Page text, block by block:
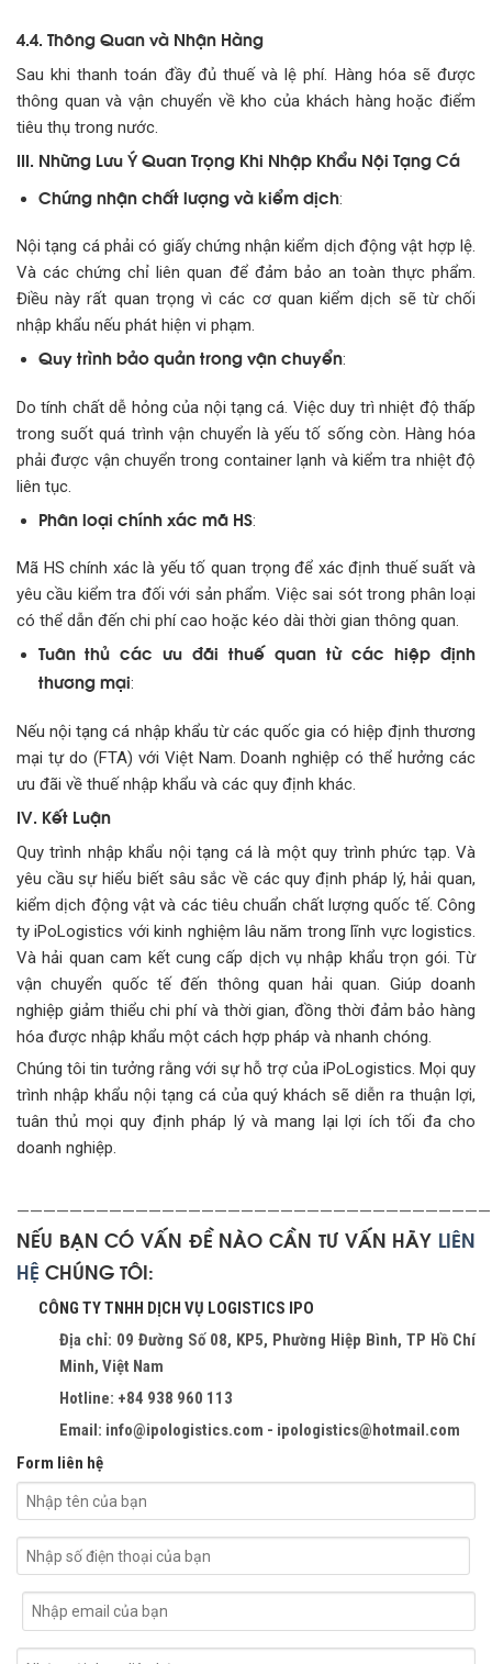
4.4. Thông Quan và Nhận Hàng
Sau khi thanh toán đầy đủ thuế và lệ phí. Hàng hóa sẽ được
thông quan và vận chuyển về kho của khách hàng hoặc điểm
tiêu thụ trong nước.
III. Những Lưu Ý Quan Trọng Khi Nhập Khẩu Nội Tạng Cá
Chứng nhận chất lượng và kiểm dịch:
Nội tạng cá phải có giấy chứng nhận kiểm dịch động vật hợp lệ.
Và các chứng chỉ liên quan để đảm bảo an toàn thực phẩm.
Điều này rất quan trọng vì các cơ quan kiểm dịch sẽ từ chối
nhập khẩu nếu phát hiện vi phạm.
Quy trình bảo quản trong vận chuyển:
Do tính chất dễ hỏng của nội tạng cá. Việc duy trì nhiệt độ thấp
trong suốt quá trình vận chuyển là yếu tố sống còn. Hàng hóa
phải được vận chuyển trong container lạnh và kiểm tra nhiệt độ
liên tục.
Phân loại chính xác mã HS:
Mã HS chính xác là yếu tố quan trọng để xác định thuế suất và
yêu cầu kiểm tra đối với sản phẩm. Việc sai sót trong phân loại
có thể dẫn đến chi phí cao hoặc kéo dài thời gian thông quan.
Tuân thủ các ưu đãi thuế quan từ các hiệp định
thương mại:
Nếu nội tạng cá nhập khẩu từ các quốc gia có hiệp định thương
mại tự do (FTA) với Việt Nam. Doanh nghiệp có thể hưởng các
ưu đãi về thuế nhập khẩu và các quy định khác.
IV. Kết Luận
Quy trình nhập khẩu nội tạng cá là một quy trình phức tạp. Và
yêu cầu sự hiểu biết sâu sắc về các quy định pháp lý, hải quan,
kiểm dịch động vật và các tiêu chuẩn chất lượng quốc tế. Công
ty iPoLogistics với kinh nghiệm lâu năm trong lĩnh vực logistics.
Và hải quan cam kết cung cấp dịch vụ nhập khẩu trọn gói. Từ
vận chuyển quốc tế đến thông quan hải quan. Giúp doanh
nghiệp giảm thiểu chi phí và thời gian, đồng thời đảm bảo hàng
hóa được nhập khẩu một cách hợp pháp và nhanh chóng.
Chúng tôi tin tưởng rằng với sự hỗ trợ của iPoLogistics. Mọi quy
trình nhập khẩu nội tạng cá của quý khách sẽ diễn ra thuận lợi,
tuân thủ mọi quy định pháp lý và mang lại lợi ích tối đa cho
doanh nghiệp.
NẾU BẠN CÓ VẤN ĐỀ NÀO CẦN TƯ VẤN HÃY LIÊN
HỆ CHÚNG TÔI:
CÔNG TY TNHH DỊCH VỤ LOGISTICS IPO
Địa chỉ: 09 Đường Số 08, KP5, Phường Hiệp Bình, TP Hồ Chí
Minh, Việt Nam
Hotline: +84 938 960 113
Email: info@ipologistics.com - ipologistics@hotmail.com
Form liên hệ